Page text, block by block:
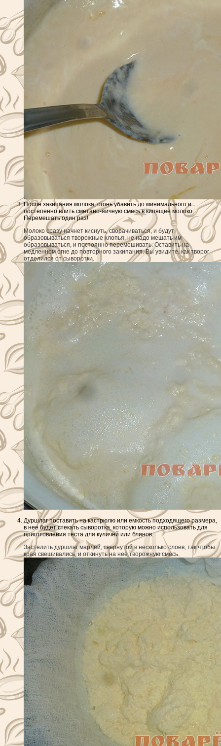
После закипания молока, огонь убавить до минимального и
постепенно влить сметано-яичную смесь в кипящее молоко.
Перемешать один раз!
Молоко сразу начнет киснуть, сворачиваться, и будут
образовываться творожные хлопья, не надо мешать им
образовываться, и постоянно перемешивать. Оставить на
медленном огне до повторного закипания. Вы увидите, как творог
отделился от сыворотки.
Дуршлаг поставить на кастрюлю или емкость подходящего размера,
в нее будет стекать сыворотка, которую можно использовать для
приготовления теста для куличей или блинов.
Застелить дуршлаг марлей, свернутой в несколько слоев, так чтобы
края свешивались, и откинуть на нее творожную смесь.